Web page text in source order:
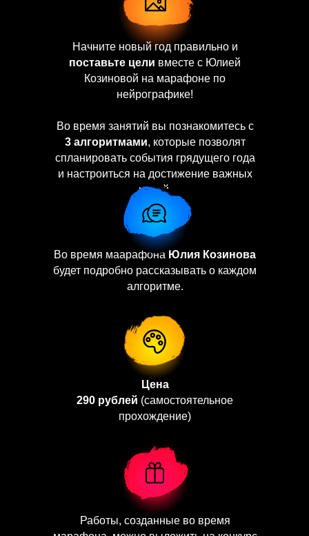
Начните новый год правильно и
поставьте цели вместе с Юлией
Козиновой на марафоне по
нейрографике!
Во время занятий вы познакомитесь с
3 алгоритмами, которые позволят
спланировать события грядущего года
и настроиться на достижение важных
целей.
Во время маарафона Юлия Козинова
будет подробно рассказывать о каждом
алгоритме.
Работы, созданные во время
Цена
290 рублей (самостоятельное
прохождение)